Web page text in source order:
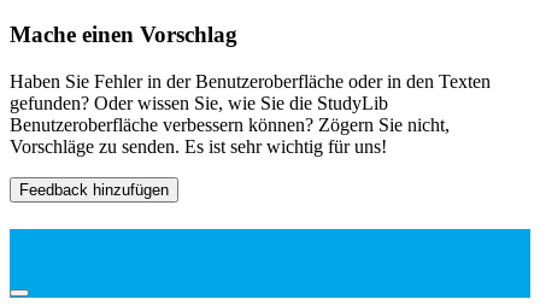
Mache einen Vorschlag
Haben Sie Fehler in der Benutzeroberfläche oder in den Texten
gefunden? Oder wissen Sie, wie Sie die StudyLib
Benutzeroberfläche verbessern können? Zögern Sie nicht,
Vorschläge zu senden. Es ist sehr wichtig für uns!
Feedback hinzufügen